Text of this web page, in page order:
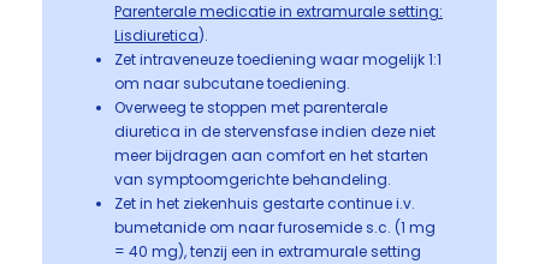
Parenterale medicatie in extramurale setting:
Lisdiuretica).
Zet intraveneuze toediening waar mogelijk 1:1
om naar subcutane toediening.
Overweeg te stoppen met parenterale
diuretica in de stervensfase indien deze niet
meer bijdragen aan comfort en het starten
van symptoomgerichte behandeling.
Zet in het ziekenhuis gestarte continue i.v.
bumetanide om naar furosemide s.c. (1 mg
= 40 mg), tenzij een in extramurale setting